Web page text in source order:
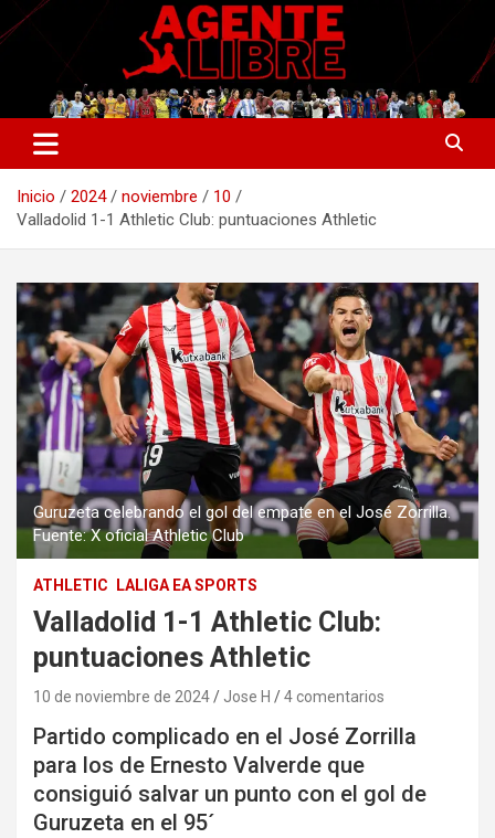
Saltar
al
Agente Libre Digital
La nueva generación del periodismo deportivo.
Inicio 2024 noviembre
10
Valladolid 1-1 Athletic Club: puntuaciones Athletic
Guruzeta celebrando el gol del empate en el José Zorrilla.
Fuente: X oficial Athletic Club
ATHLETIC LALIGA EA SPORTS
Valladolid 1-1 Athletic Club:
puntuaciones Athletic
10 de noviembre de 2024 Jose H 4 comentarios
Partido complicado en el José Zorrilla
para los de Ernesto Valverde que
consiguió salvar un punto con el gol de
Guruzeta en el 95´